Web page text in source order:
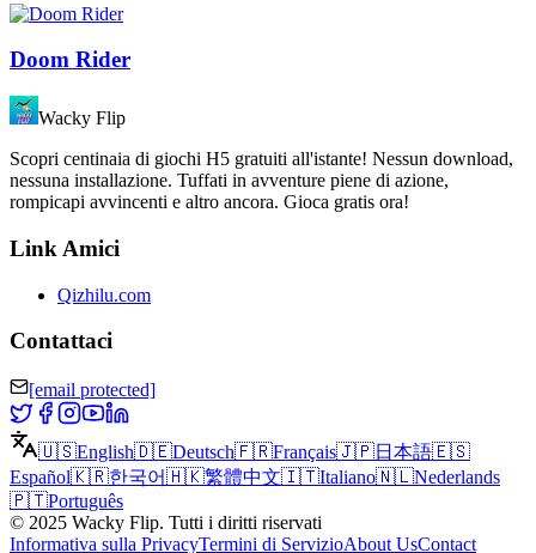
Doom Rider
Wacky Flip
Scopri centinaia di giochi H5 gratuiti all'istante! Nessun download,
nessuna installazione. Tuffati in avventure piene di azione,
rompicapi avvincenti e altro ancora. Gioca gratis ora!
Link Amici
Qizhilu.com
Contattaci
[email protected]
🇺🇸English🇩🇪Deutsch🇫🇷Français🇯🇵日本語🇪🇸
Español🇰🇷한국어🇭🇰繁體中文🇮🇹Italiano🇳🇱Nederlands
🇵🇹Português
© 2025 Wacky Flip. Tutti i diritti riservati
Informativa sulla PrivacyTermini di ServizioAbout UsContact